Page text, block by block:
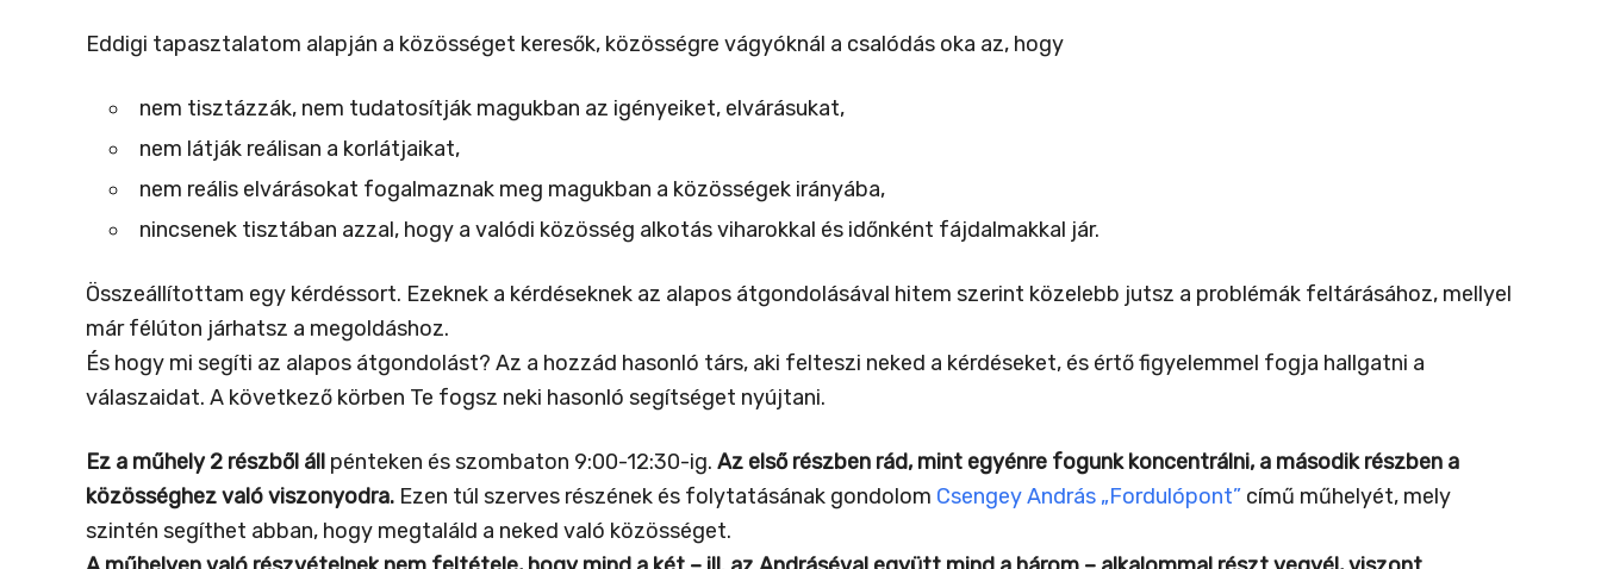
Eddigi tapasztalatom alapján a közösséget keresők, közösségre vágyóknál a csalódás oka az, hogy
nem tisztázzák, nem tudatosítják magukban az igényeiket, elvárásukat,
nem látják reálisan a korlátjaikat,
nem reális elvárásokat fogalmaznak meg magukban a közösségek irányába,
nincsenek tisztában azzal, hogy a valódi közösség alkotás viharokkal és időnként fájdalmakkal jár.
Összeállítottam egy kérdéssort. Ezeknek a kérdéseknek az alapos átgondolásával hitem szerint közelebb jutsz a problémák feltárásához, mellyel
már félúton járhatsz a megoldáshoz.
És hogy mi segíti az alapos átgondolást? Az a hozzád hasonló társ, aki felteszi neked a kérdéseket, és értő figyelemmel fogja hallgatni a
válaszaidat. A következő körben Te fogsz neki hasonló segítséget nyújtani.
Ez a műhely 2 részből áll pénteken és szombaton 9:00-12:30-ig. Az első részben rád, mint egyénre fogunk koncentrálni, a második részben a
közösséghez való viszonyodra. Ezen túl szerves részének és folytatásának gondolom Csengey András „Fordulópont” című műhelyét, mely
szintén segíthet abban, hogy megtaláld a neked való közösséget.